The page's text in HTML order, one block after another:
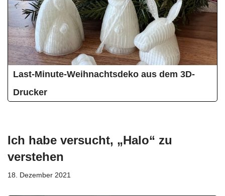
Last-Minute-Weihnachtsdeko aus dem 3D-
Drucker
Ich habe versucht, „Halo“ zu
verstehen
18. Dezember 2021